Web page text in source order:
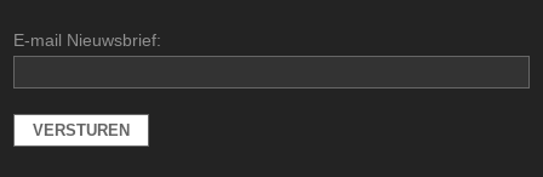
E-mail Nieuwsbrief: